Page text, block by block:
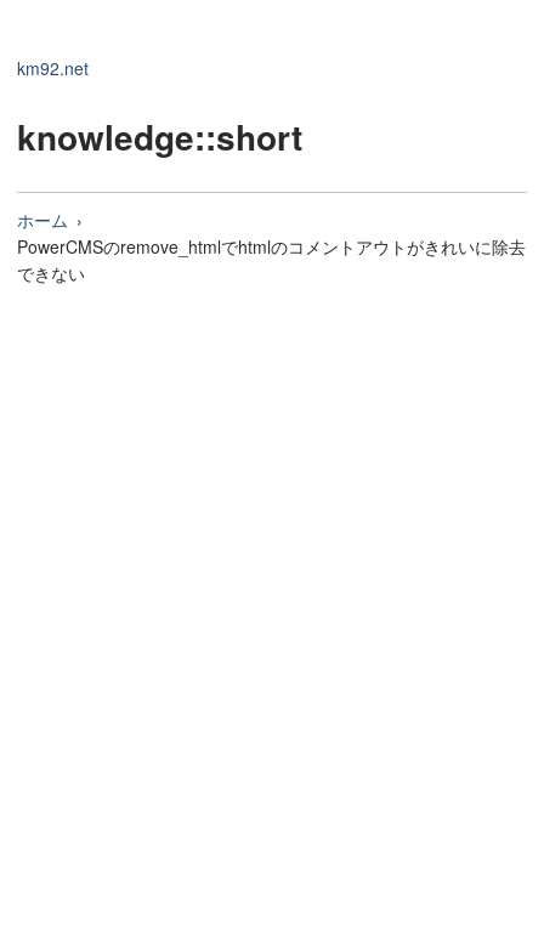
km92.net
knowledge::short
ホーム
PowerCMSのremove_htmlでhtmlのコメントアウトがきれいに除去
できない